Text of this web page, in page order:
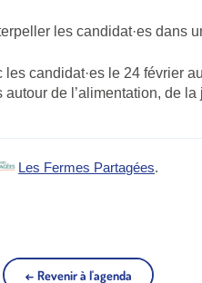
les candidat·es dans
candidat·es le 24 février
de l’alimentation, de
Les Fermes Partagées
onglet) .
← Revenir à l'agenda